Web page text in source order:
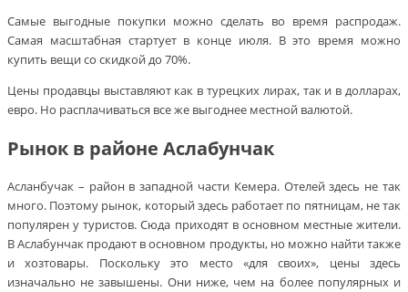
Самые выгодные покупки можно сделать во время распродаж.
Самая масштабная стартует в конце июля. В это время можно
купить вещи со скидкой до 70%.
Цены продавцы выставляют как в турецких лирах, так и в долларах,
евро. Но расплачиваться все же выгоднее местной валютой.
Рынок в районе Аслабунчак
Асланбучак – район в западной части Кемера. Отелей здесь не так
много. Поэтому рынок, который здесь работает по пятницам, не так
популярен у туристов. Сюда приходят в основном местные жители.
В Аслабунчак продают в основном продукты, но можно найти также
и хозтовары. Поскольку это место «для своих», цены здесь
изначально не завышены. Они ниже, чем на более популярных и